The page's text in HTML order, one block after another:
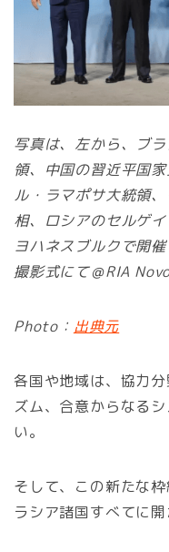
写真は、左から、ブ
領、中国の習近平国
ル・ラマポサ大統領
相、ロシアのセルゲ
ヨハネスブルクで開
撮影式にて＠RIA
Photo： 出典元
各国や地域は、協力
ズム、合意からなる
い。
そして、この新たな
ラシア諸国すべてに開